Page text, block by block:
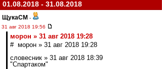
01.08.2018 - 31.08.2018
ЩукаСМ -
31 авг 2018 19:56
морон » 31 авг 2018 19:28
# морон » 31 авг 2018 19:28
словесник » 31 авг 2018 18:39
"Спартаком"